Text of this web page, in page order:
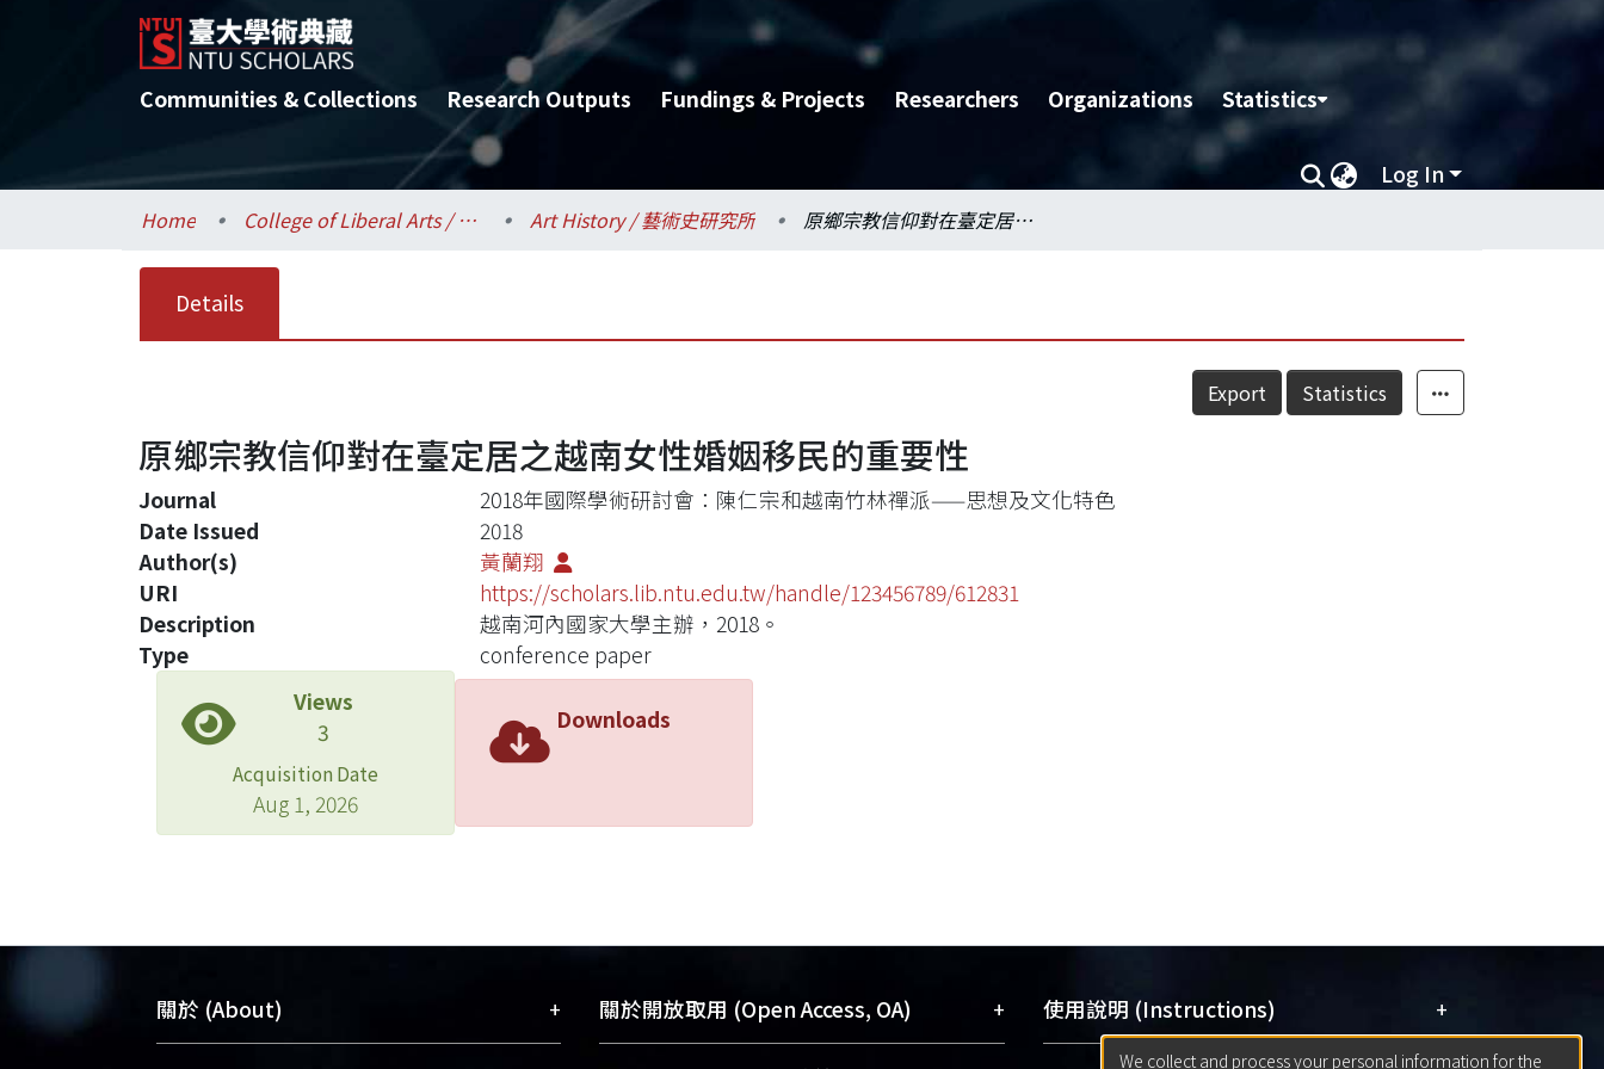
Communities & Collections Research Outputs Fundings & Projects Researchers Organizations Statistics
Log In
Home College of Liberal Arts / 文學院 Art History / 藝術史研究所 原鄉宗教信仰對在臺定居之越南女性婚姻移民的重要性
Details
Export Statistics
原鄉宗教信仰對在臺定居之越南女性婚姻移民的重要性
Journal
2018年國際學術研討會：陳仁宗和越南竹林禪派——思想及文化特色
Date Issued
2018
Author(s)
黃蘭翔
URI
https://scholars.lib.ntu.edu.tw/handle/123456789/612831
Description
越南河內國家大學主辦，2018。
Type
conference paper
Views
3
Acquisition Date
Aug 1, 2026
Downloads
關於 (About) + 關於開放取用 (Open Access, OA) + 使用說明 (Instructions) +
We collect and process your personal information for the